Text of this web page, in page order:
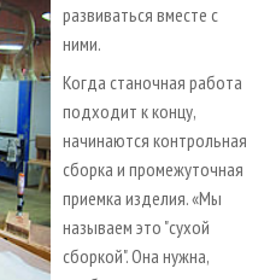
развиваться вместе с
ними.
Когда станочная работа
подходит к концу,
начинаются контрольная
сборка и промежуточная
приемка изделия. «Мы
называем это "сухой
сборкой". Она нужна,